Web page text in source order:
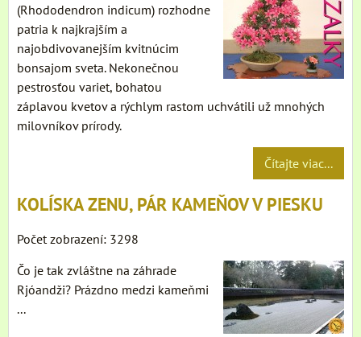
(Rhododendron indicum) rozhodne
patria k najkrajším a
najobdivovanejším kvitnúcim
bonsajom sveta. Nekonečnou
pestrosťou variet, bohatou
záplavou kvetov a rýchlym rastom uchvátili už mnohých
milovníkov prírody.
Čítajte viac...
KOLÍSKA ZENU, PÁR KAMEŇOV V PIESKU
Počet zobrazení: 3298
Čo je tak zvláštne na záhrade
Rjóandži? Prázdno medzi kameňmi
...